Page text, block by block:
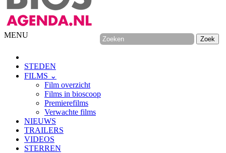
MENU
STEDEN
FILMS ⌄
Film overzicht
Films in bioscoop
Premierefilms
Verwachte films
NIEUWS
TRAILERS
VIDEOS
STERREN